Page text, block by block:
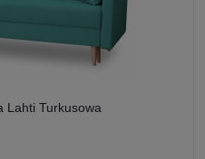
Lahti Turkusowa